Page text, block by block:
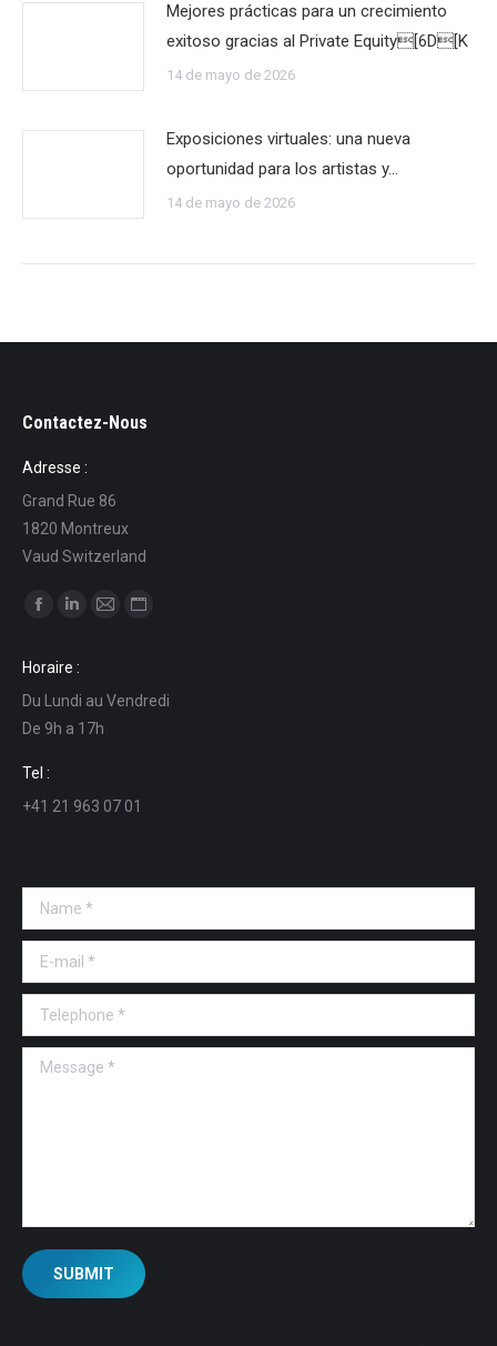
Mejores prácticas para un crecimiento
exitoso gracias al Private Equity[6D[K
14 de mayo de 2026
Exposiciones virtuales: una nueva
oportunidad para los artistas y…
14 de mayo de 2026
Contactez-Nous
Adresse :
Grand Rue 86
1820 Montreux
Vaud Switzerland
Find us on:
opens
in
new
window
opens
in
new
in
in
Horaire :
Du Lundi au Vendredi
De 9h a 17h
Tel :
+41 21 963 07 01
Name *
E-mail *
Telephone *
Message *
SUBMIT